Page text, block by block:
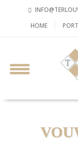
HOME